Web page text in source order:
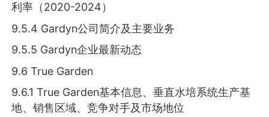
利率（2020-2024）
9.5.4 Gardyn公司简介及主要业务
9.5.5 Gardyn企业最新动态
9.6 True Garden
9.6.1 True Garden基本信息、垂直水培系统生产基
地、销售区域、竞争对手及市场地位